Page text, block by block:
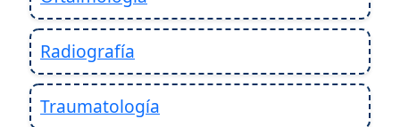
Radiografía
Traumatología